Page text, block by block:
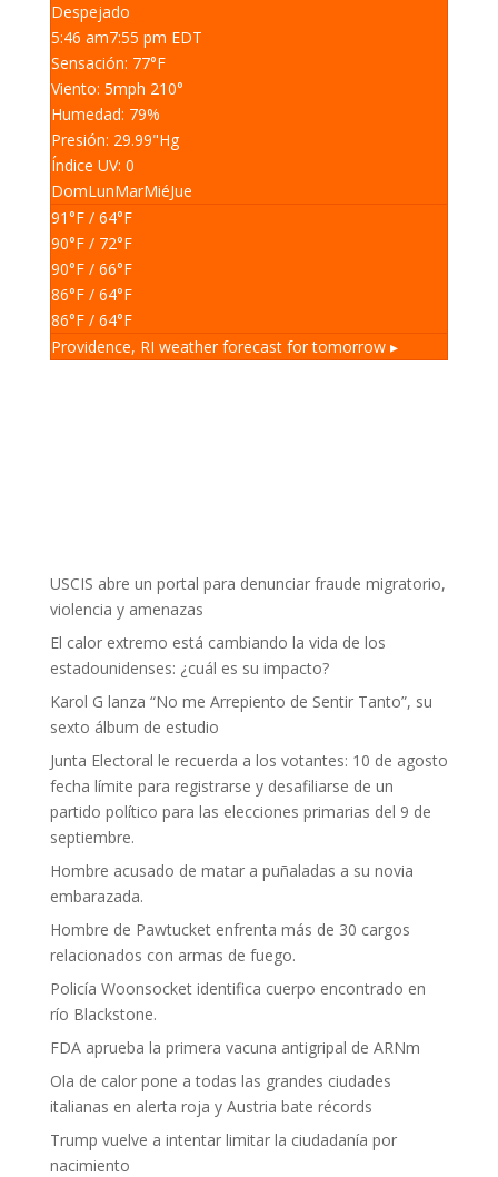
Despejado
5:46 am7:55 pm EDT
Sensación: 77°F
Viento: 5mph 210°
Humedad: 79%
Presión: 29.99"Hg
Índice UV: 0
DomLunMarMiéJue
91°F/ 64°F
90°F/ 72°F
90°F/ 66°F
86°F/ 64°F
86°F/ 64°F
Providence, RI weather forecast for tomorrow ▸
USCIS abre un portal para denunciar fraude migratorio,
violencia y amenazas
El calor extremo está cambiando la vida de los
estadounidenses: ¿cuál es su impacto?
Karol G lanza “No me Arrepiento de Sentir Tanto”, su
sexto álbum de estudio
Junta Electoral le recuerda a los votantes: 10 de agosto
fecha límite para registrarse y desafiliarse de un
partido político para las elecciones primarias del 9 de
septiembre.
Hombre acusado de matar a puñaladas a su novia
embarazada.
Hombre de Pawtucket enfrenta más de 30 cargos
relacionados con armas de fuego.
Policía Woonsocket identifica cuerpo encontrado en
río Blackstone.
FDA aprueba la primera vacuna antigripal de ARNm
Ola de calor pone a todas las grandes ciudades
italianas en alerta roja y Austria bate récords
Trump vuelve a intentar limitar la ciudadanía por
nacimiento